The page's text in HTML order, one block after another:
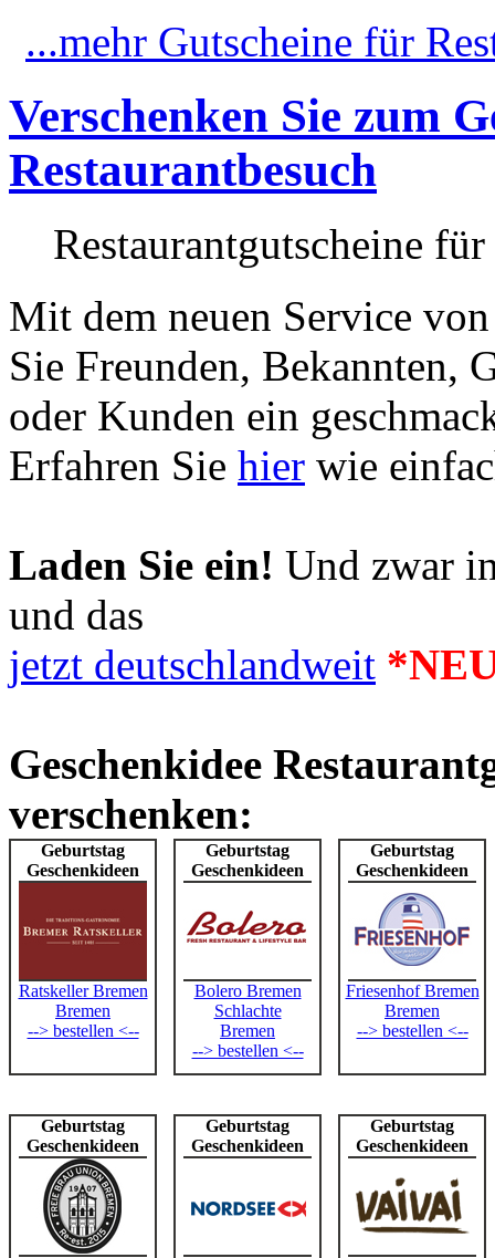
...mehr Gutscheine für
Verschenken Sie zum
Restaurantbesuch
Restaurantgutscheine
Mit dem neuen Service
Sie Freunden, Bekannten,
oder Kunden ein
Erfahren Sie hier wie
Laden Sie ein! Und zwar
und das
jetzt deutschlandweit
Geschenkidee
verschenken:
Geburtstag
Geschenkideen
Ratskeller Bremen
Bremen
--> bestellen <--
Geburtstag
Geschenkideen
Bolero Bremen
Schlachte
Bremen
--> bestellen <--
Geburtstag
Geschenkideen
Friesenhof Bremen
Bremen
--> bestellen <--
Geburtstag
Geschenkideen
Geburtstag
Geschenkideen
Geburtstag
Geschenkideen